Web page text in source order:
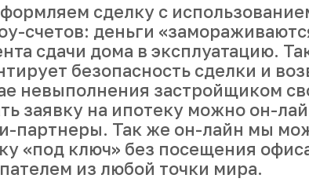
сделку с
счетов: деньги
сдачи дома в эксплуатацию.
безопасность сделки и
невыполнения застройщиком
заявку на ипотеку можно он-
партнеры. Так же он-лайн мы
«под ключ» без посещения
из любой точки мира.